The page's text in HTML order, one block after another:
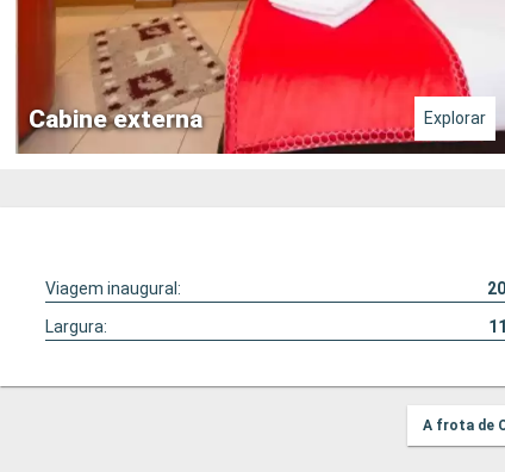
Cabine externa Explorar
Viagem inaugural:
Largura:
11
A frota de